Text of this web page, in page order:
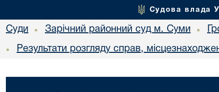
Судова влада
Суди • Зарічний районний суд м. Суми •
• Результати розгляду справ,